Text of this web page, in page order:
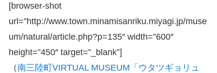
[browser-shot
url=”http://www.town.minamisanriku.miyagi.jp/muse
um/natural/article.php?p=135″ width=”600″
height=”450″ target=”_blank”]
（南三陸町VIRTUAL MUSEUM「ウタツギョリュ